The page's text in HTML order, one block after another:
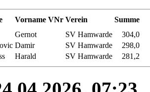
Vorname VNr Verein
Summe
Gernot SV Hamwarde
304,0
Damir SV Hamwarde
298,0
Harald SV Hamwarde 281,2